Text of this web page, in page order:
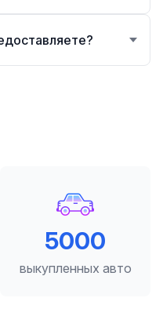
5000
выкупленных авто